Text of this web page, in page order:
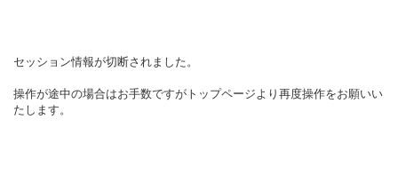
セッション情報が切断されました。
操作が途中の場合はお手数ですがトップページより再度操作をお願いい
たします。